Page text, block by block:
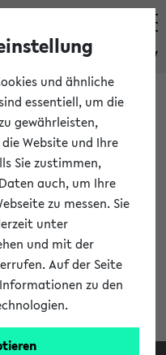
eKVV
Verlauf Ihrer eKVV
und ähnliche
essentiell, um die
gewährleisten,
Website und Ihre
Sie zustimmen,
auch, um Ihre
zu messen. Sie
unter
und mit der
Auf der Seite
zu den